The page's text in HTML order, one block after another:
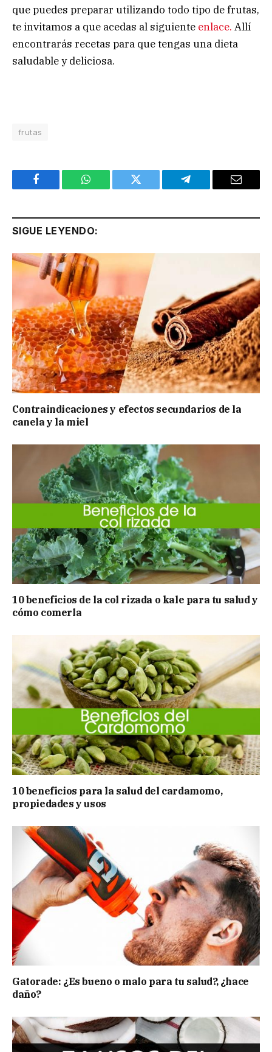
que puedes preparar utilizando todo tipo de frutas,
te invitamos a que acedas al siguiente enlace. Allí
encontrarás recetas para que tengas una dieta
saludable y deliciosa.
frutas
Facebook WhatsApp Twitter Telegram Email
SIGUE LEYENDO:
Contraindicaciones y efectos secundarios de la
canela y la miel
10 beneficios de la col rizada o kale para tu salud y
cómo comerla
10 beneficios para la salud del cardamomo,
propiedades y usos
Gatorade: ¿Es bueno o malo para tu salud?, ¿hace
daño?